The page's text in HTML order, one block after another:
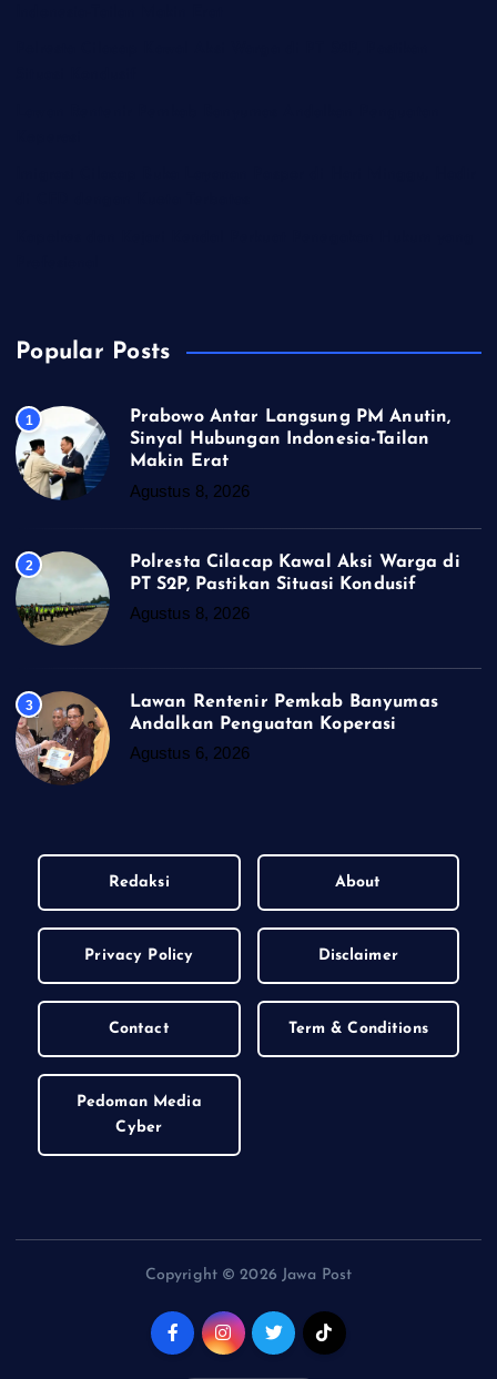
Popular Posts
1
Prabowo Antar Langsung PM Anutin,
Sinyal Hubungan Indonesia-Tailan
Makin Erat
Agustus 8, 2026
2
Polresta Cilacap Kawal Aksi Warga di
PT S2P, Pastikan Situasi Kondusif
Agustus 8, 2026
3
Lawan Rentenir Pemkab Banyumas
Andalkan Penguatan Koperasi
Agustus 6, 2026
Redaksi About
Privacy Policy Disclaimer
Contact Term & Conditions
Pedoman Media
Cyber
Copyright © 2026 Jawa Post